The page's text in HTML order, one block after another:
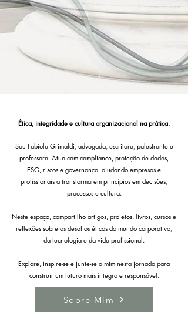
Ética, integridade e cultura organizacional na prática.
Sou Fabíola Grimaldi, advogada, escritora, palestrante e
professora. Atuo com compliance, proteção de dados,
ESG, riscos e governança, ajudando empresas e
profissionais a transformarem princípios em decisões,
processos e cultura.
Neste espaço, compartilho artigos, projetos, livros, cursos e
reflexões sobre os desafios éticos do mundo corporativo,
da tecnologia e da vida profissional.
Explore, inspire-se e junte-se a mim nesta jornada para
construir um futuro mais íntegro e responsável.
Sobre Mim